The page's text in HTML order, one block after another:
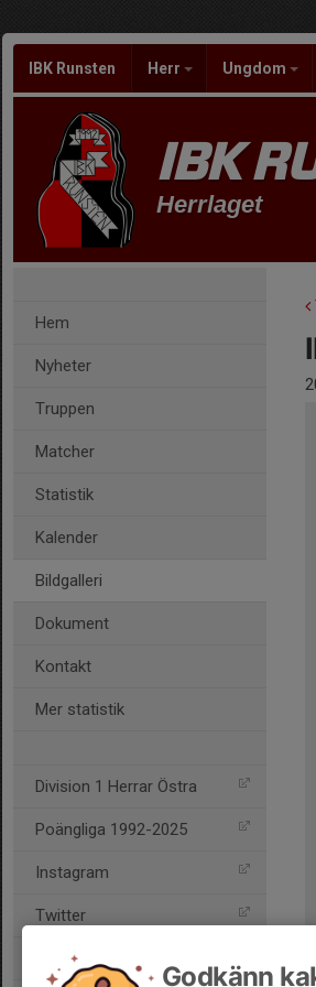
IBK Runsten Herr Ungdom
IBK
Herrlaget
Hem
Nyheter
Truppen
Matcher
Statistik
Kalender
Bildgalleri
Dokument
Kontakt
Mer statistik
Division 1 Herrar Östra
Poängliga 1992-2025
Instagram
Twitter
Facebook
Godkänn